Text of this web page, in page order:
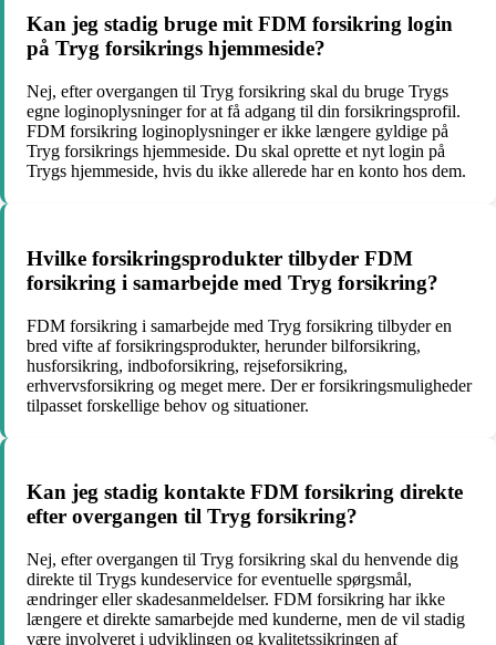
Kan jeg stadig bruge mit FDM forsikring login
på Tryg forsikrings hjemmeside?
Nej, efter overgangen til Tryg forsikring skal du bruge Trygs
egne loginoplysninger for at få adgang til din forsikringsprofil.
FDM forsikring loginoplysninger er ikke længere gyldige på
Tryg forsikrings hjemmeside. Du skal oprette et nyt login på
Trygs hjemmeside, hvis du ikke allerede har en konto hos dem.
Hvilke forsikringsprodukter tilbyder FDM
forsikring i samarbejde med Tryg forsikring?
FDM forsikring i samarbejde med Tryg forsikring tilbyder en
bred vifte af forsikringsprodukter, herunder bilforsikring,
husforsikring, indboforsikring, rejseforsikring,
erhvervsforsikring og meget mere. Der er forsikringsmuligheder
tilpasset forskellige behov og situationer.
Kan jeg stadig kontakte FDM forsikring direkte
efter overgangen til Tryg forsikring?
Nej, efter overgangen til Tryg forsikring skal du henvende dig
direkte til Trygs kundeservice for eventuelle spørgsmål,
ændringer eller skadesanmeldelser. FDM forsikring har ikke
længere et direkte samarbejde med kunderne, men de vil stadig
være involveret i udviklingen og kvalitetssikringen af